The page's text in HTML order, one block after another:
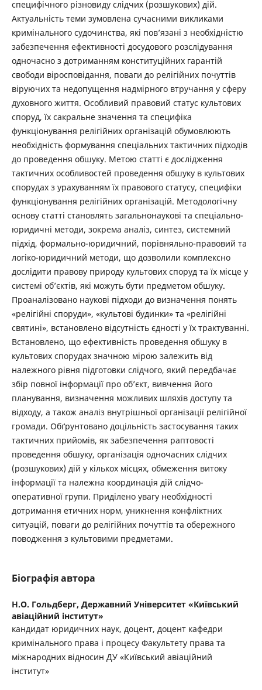
специфічного різновиду слідчих (розшукових) дій.
Актуальність теми зумовлена сучасними викликами
кримінального судочинства, які пов’язані з необхідністю
забезпечення ефективності досудового розслідування
одночасно з дотриманням конституційних гарантій
свободи віросповідання, поваги до релігійних почуттів
віруючих та недопущення надмірного втручання у сферу
духовного життя. Особливий правовий статус культових
споруд, їх сакральне значення та специфіка
функціонування релігійних організацій обумовлюють
необхідність формування спеціальних тактичних підходів
до проведення обшуку. Метою статті є дослідження
тактичних особливостей проведення обшуку в культових
спорудах з урахуванням їх правового статусу, специфіки
функціонування релігійних організацій. Методологічну
основу статті становлять загальнонаукові та спеціально-
юридичні методи, зокрема аналіз, синтез, системний
підхід, формально-юридичний, порівняльно-правовий та
логіко-юридичний методи, що дозволили комплексно
дослідити правову природу культових споруд та їх місце у
системі об’єктів, які можуть бути предметом обшуку.
Проаналізовано наукові підходи до визначення понять
«релігійні споруди», «культові будинки» та «релігійні
святині», встановлено відсутність єдності у їх трактуванні.
Встановлено, що ефективність проведення обшуку в
культових спорудах значною мірою залежить від
належного рівня підготовки слідчого, який передбачає
збір повної інформації про об’єкт, вивчення його
планування, визначення можливих шляхів доступу та
відходу, а також аналіз внутрішньої організації релігійної
громади. Обґрунтовано доцільність застосування таких
тактичних прийомів, як забезпечення раптовості
проведення обшуку, організація одночасних слідчих
(розшукових) дій у кількох місцях, обмеження витоку
інформації та належна координація дій слідчо-
оперативної групи. Приділено увагу необхідності
дотримання етичних норм, уникнення конфліктних
ситуацій, поваги до релігійних почуттів та обережного
поводження з культовими предметами.
Біографія автора
Н.О. Гольдберг, Державний Університет «Київський
авіаційний інститут»
кандидат юридичних наук, доцент, доцент кафедри
кримінального права і процесу Факультету права та
міжнародних відносин ДУ «Київський авіаційний
інститут»